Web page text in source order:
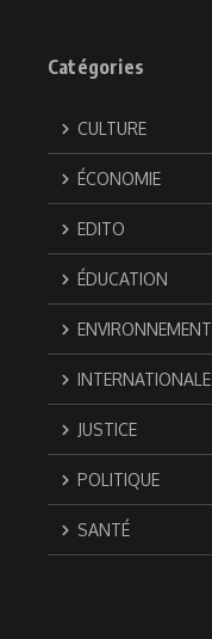
Catégories
CULTURE
ÉCONOMIE
EDITO
ÉDUCATION
ENVIRONNEMENT
INTERNATIONALE
JUSTICE
POLITIQUE
SANTÉ